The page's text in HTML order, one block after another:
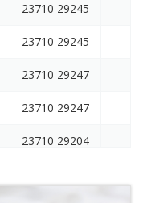
23710 29245
23710 29245
23710 29247
23710 29247
23710 29204